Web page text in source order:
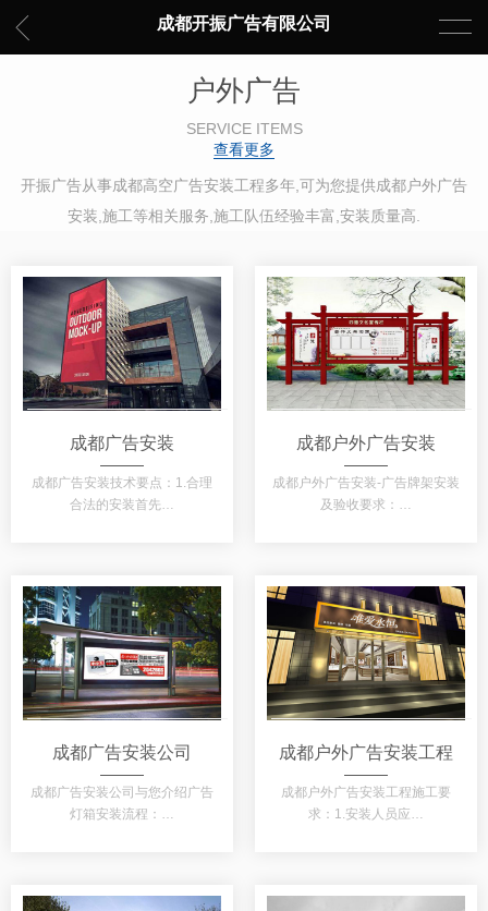
成都开振广告有限公司
户外广告
SERVICE ITEMS
查看更多
开振广告从事成都高空广告安装工程多年,可为您提供成都户外广告
安装,施工等相关服务,施工队伍经验丰富,安装质量高.
成都广告安装
成都广告安装技术要点：1.合理
合法的安装首先…
成都户外广告安装
成都户外广告安装-广告牌架安装
及验收要求：…
成都广告安装公司
成都广告安装公司与您介绍广告
灯箱安装流程：…
成都户外广告安装工程
成都户外广告安装工程施工要
求：1.安装人员应…